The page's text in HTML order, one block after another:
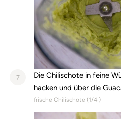
7
Die Chilischote in feine
hacken und über die
frische Chilischote (1/4 )